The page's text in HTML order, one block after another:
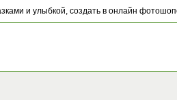
и улыбкой, создать в онлайн